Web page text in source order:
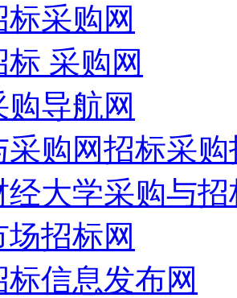
采购网
采购网
导航网
采购网招标采
经大学采购与
招标网
标信息发布网